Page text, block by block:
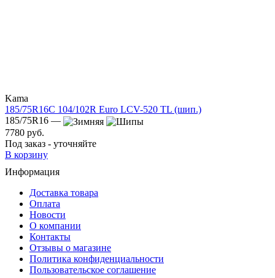
Kama
185/75R16C 104/102R Euro LCV-520 TL (шип.)
185/75R16 —
7780 руб.
Под заказ - уточняйте
В корзину
Информация
Доставка товара
Оплата
Новости
О компании
Контакты
Отзывы о магазине
Политика конфиденциальности
Пользовательское соглашение